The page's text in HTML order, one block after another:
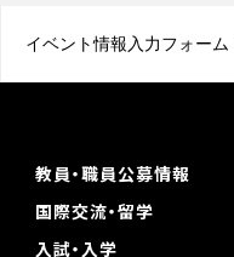
イベント情報入力フォーム
教員・職員公募情報
国際交流・留学
入試・入学